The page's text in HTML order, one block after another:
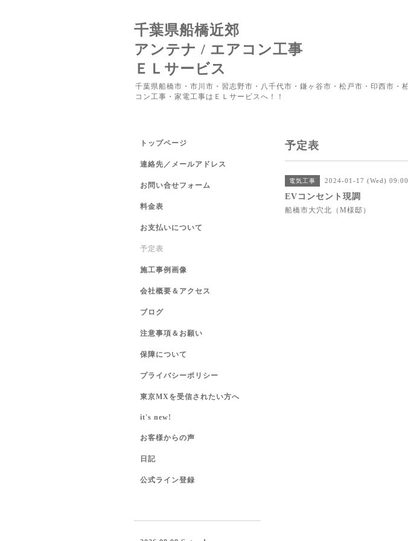
千葉県船橋近郊
アンテナ / エアコン工事
ＥＬサービス
千葉県船橋市・市川市・習志野市・八千代市・鎌ヶ谷市・松戸市・印西市
コン工事・家電工事はＥＬサービスへ！！
予定表
電気工事 2024-01-17 (Wed) 09:00
EVコンセント現調
船橋市大穴北（M様邸）
トップページ
連絡先／メールアドレス
お問い合せフォーム
料金表
お支払いについて
予定表
施工事例画像
会社概要＆アクセス
ブログ
注意事項＆お願い
保障について
プライバシーポリシー
東京MXを受信されたい方へ
it's new!
お客様からの声
日記
公式ライン登録